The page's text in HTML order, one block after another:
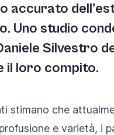
accurato
Uno studio
Silvestro
il loro compito.
stimano che
e varietà, i